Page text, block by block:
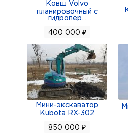
Ковш Volvo
планировочный с
гидропер
400 000 ₽
Мини-экскаватор
Kubota RX-302
850 000 ₽